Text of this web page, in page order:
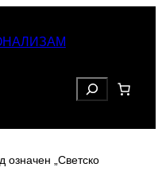
Search
oзначен „Светско